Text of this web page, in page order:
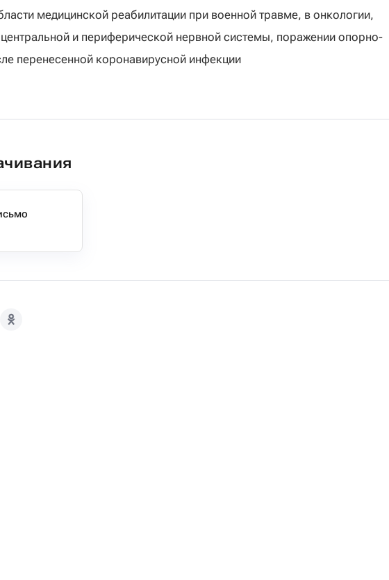
медицинской реабилитации при военной травме, в онкологии,
и периферической нервной системы, поражении опорно-
перенесенной коронавирусной инфекции